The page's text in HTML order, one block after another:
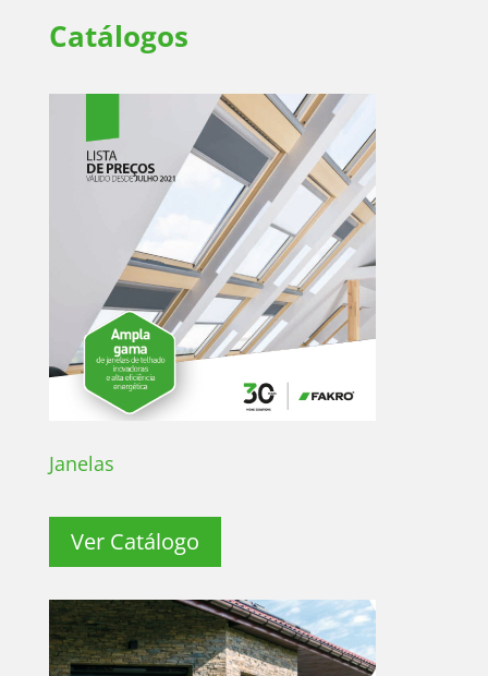
Catálogos
Janelas
Ver Catálogo